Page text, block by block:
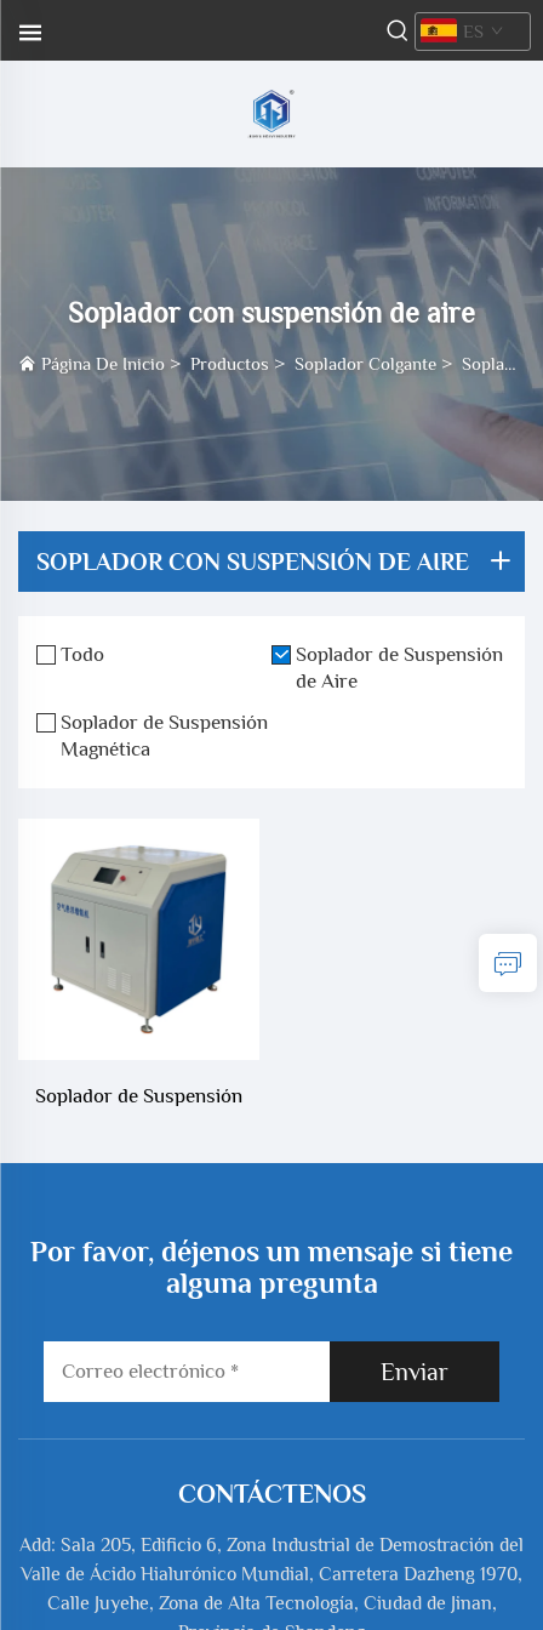
ES
Soplador con suspensión de aire
Página De Inicio > Productos > Soplador Colgante > Soplador con suspensión de aire
SOPLADOR CON SUSPENSIÓN DE AIRE
Todo
Soplador de Suspensión
de Aire
Soplador de Suspensión
Magnética
Soplador de Suspensión
Presión con Material de
Por favor, déjenos un mensaje si tiene
alguna pregunta
Enviar
CONTÁCTENOS
Add: Sala 205, Edificio 6, Zona Industrial de Demostración del
Valle de Ácido Hialurónico Mundial, Carretera Dazheng 1970,
Calle Juyehe, Zona de Alta Tecnología, Ciudad de Jinan,